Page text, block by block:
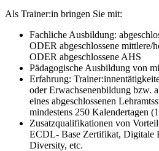
Als Trainer:in bringen Sie mit:
Fachliche Ausbildung:
ODER abgeschlossene mittlere/
ODER abgeschlossene AHS
Pädagogische Ausbildung von
Erfahrung:
oder Erwachsenenbildung bzw.
eines abgeschlossenen
mindestens 250 Kalendertagen
Zusatzqualifikationen von
ECDL- Base Zertifikat, Digitale
Diversity, etc.